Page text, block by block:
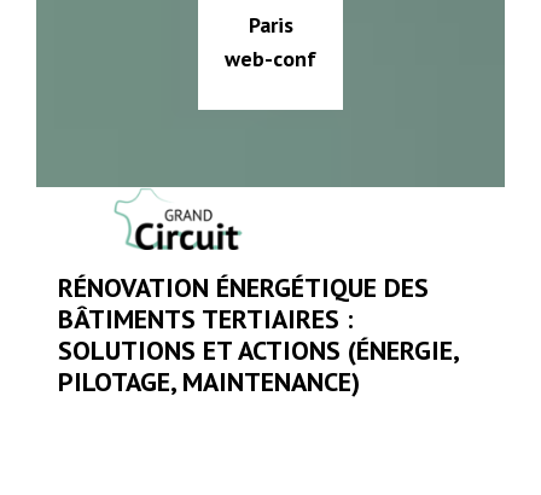
Paris
web-conf
RÉNOVATION ÉNERGÉTIQUE DES
BÂTIMENTS TERTIAIRES :
SOLUTIONS ET ACTIONS (ÉNERGIE,
PILOTAGE, MAINTENANCE)